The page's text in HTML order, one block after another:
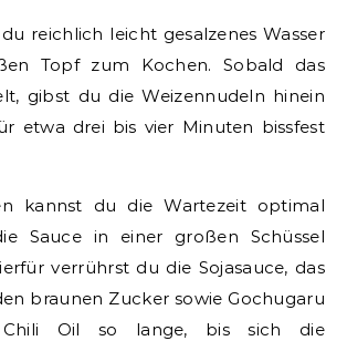
reichlich leicht gesalzenes Wasser
Topf zum Kochen. Sobald das
gibst du die Weizennudeln hinein
etwa drei bis vier Minuten bissfest
kannst du die Wartezeit optimal
Sauce in einer großen Schüssel
verrührst du die Sojasauce, das
braunen Zucker sowie Gochugaru
Chili Oil so lange, bis sich die